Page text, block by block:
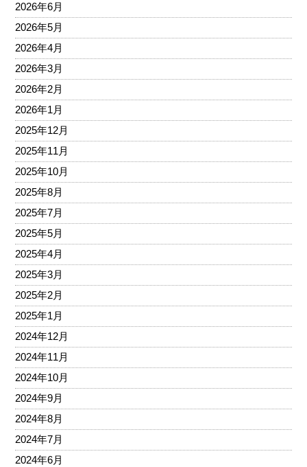
2026年6月
2026年5月
2026年4月
2026年3月
2026年2月
2026年1月
2025年12月
2025年11月
2025年10月
2025年8月
2025年7月
2025年5月
2025年4月
2025年3月
2025年2月
2025年1月
2024年12月
2024年11月
2024年10月
2024年9月
2024年8月
2024年7月
2024年6月